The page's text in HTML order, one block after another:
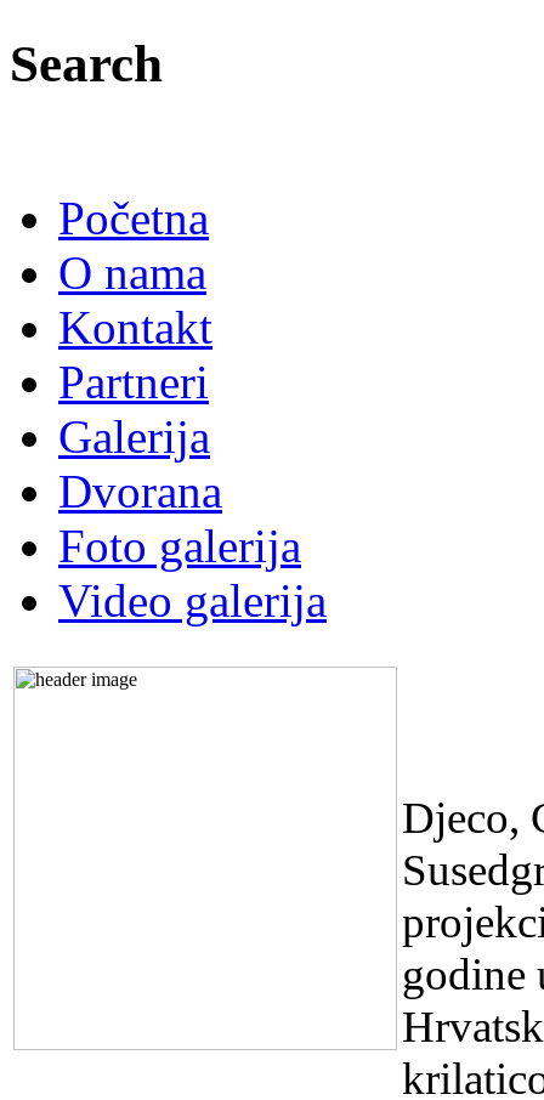
Search
Početna
O nama
Kontakt
Partneri
Galerija
Dvorana
Foto galerija
Video galerija
Djeco,
godine